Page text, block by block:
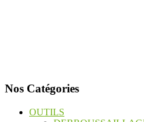
Nos Catégories
OUTILS